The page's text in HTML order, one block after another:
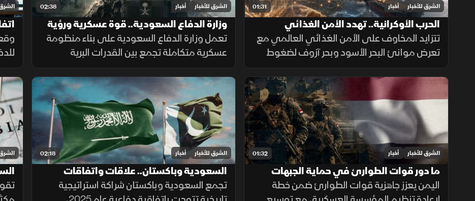
01:31 الشرق للأخبار أخبار
الحرب الأوكرانية.. تهدد الأمن الغذائي
العالمي
تتزايد المخاوف على الأمن الغذائي العالمي مع
تعرض موانئ البحر الأسود وبحر آزوف لضغوط
متصاعدة، ما يهدد صادرات الحبوب ويرفع تكاليف
الشحن والتأمين وأسعار الغذاء.
02:38 الشرق للأخبار أخبار
وزارة الدفاع السعودية.. قوة عسكرية ورؤية
تواكب التطورات
تعمل وزارة الدفاع السعودية على بناء منظومة
عسكرية متكاملة تجمع بين القدرات البرية
والجوية والبحرية والدفاع الجوي والردع
الصاروخي، إلى جانب التدريب والتأهيل وتطوير
التسليح وتوطين الصناعات الدفاعية.
01:32 الشرق للأخبار أخبار
ما دور قوات الطوارئ في حماية الجبهات
اليمنية؟
اليمن يعزز جاهزية قوات الطوارئ ضمن خطة
02:18 الشرق للأخبار أخبار
السعودية وباكستان.. علاقات واتفاقات
تجمع السعودية وباكستان شراكة استراتيجية